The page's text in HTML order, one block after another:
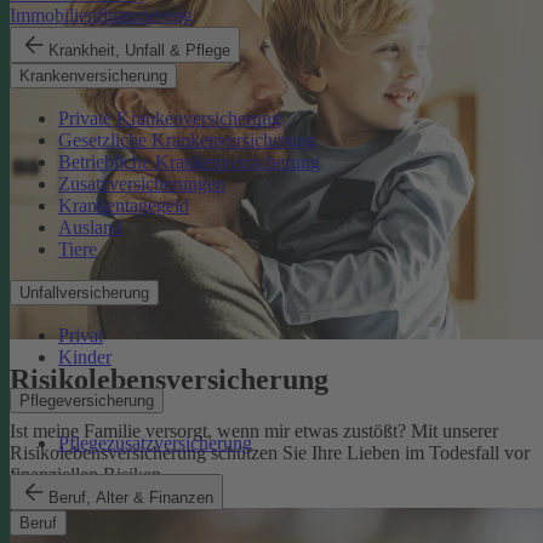
Immobilienfinanzierung
Krankheit, Unfall & Pflege
Krankenversicherung
Private Krankenversicherung
Gesetzliche Krankenversicherung
Betriebliche Krankenversicherung
Zusatzversicherungen
Krankentagegeld
Ausland
Tiere
Unfallversicherung
Privat
Kinder
Pflegeversicherung
Pflegezusatzversicherung
Beruf, Alter & Finanzen
Beruf
Risikolebens­versicherung
Ist meine Familie versorgt, wenn mir etwas zustößt? Mit unserer
Risikolebensversicherung schützen Sie Ihre Lieben im Todesfall vor
finanziellen Risiken.
Risikolebensversicherung